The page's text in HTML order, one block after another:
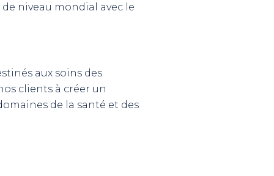
niveau mondial avec le
aux soins des
clients à créer un
de la santé et des